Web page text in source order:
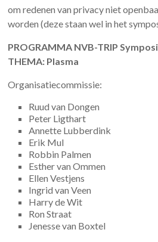
om redenen van privacy niet
worden (deze staan wel in het
PROGRAMMA NVB-TRIP
THEMA: Plasma
Organisatiecommissie:
Ruud van Dongen
Peter Ligthart
Annette Lubberdink
Erik Mul
Robbin Palmen
Esther van Ommen
Ellen Vestjens
Ingrid van Veen
Harry de Wit
Ron Straat
Jenesse van Boxtel